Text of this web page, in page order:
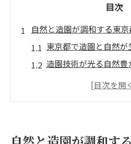
目次
自然と造園が調和する東
東京都で造園と自然
造園技術が光る自然
自然と造園の調和が